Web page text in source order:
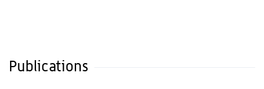
Publications